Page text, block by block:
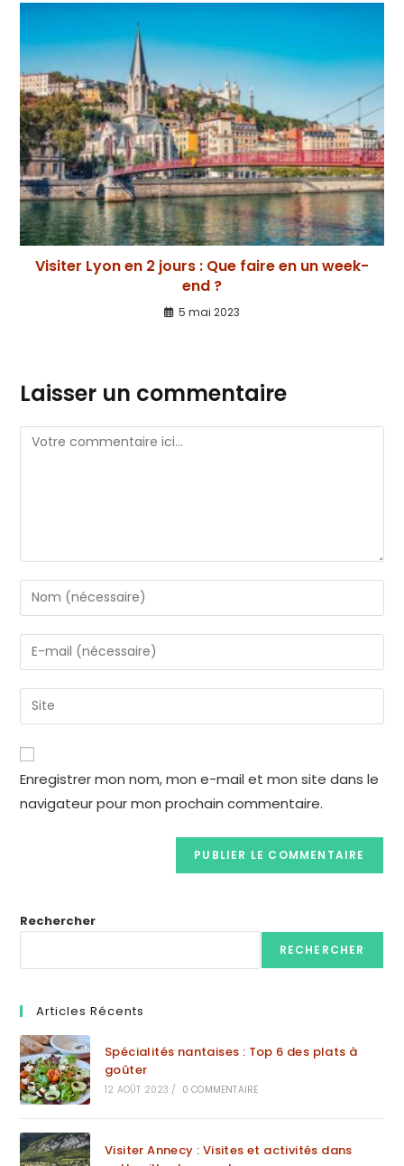
Visiter Lyon en 2 jours : Que faire en un week-
end ?
5 mai 2023
Laisser un commentaire
Enregistrer mon nom, mon e-mail et mon site dans le
navigateur pour mon prochain commentaire.
Rechercher
RECHERCHER
Articles Récents
Spécialités nantaises : Top 6 des plats à
goûter
12 AOÛT 2023 / 0 COMMENTAIRE
Visiter Annecy : Visites et activités dans